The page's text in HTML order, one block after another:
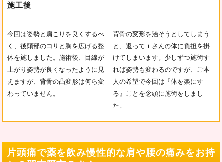
施工後
今回は姿勢と肩こりを良くするべ
く、後頭部のコリと胸を広げる整
体を施しました。施術後、目線が
上がり姿勢が良くなったように見
えますが、背骨の凸変形は何ら変
わっていません。
背骨の変形を治そうとしてしまう
と、返ってｉさんの体に負担を掛
けてしまいます。少しずつ施術す
れば姿勢も変わるのですが、ご本
人の希望で今回は『体を楽にす
る』ことを念頭に施術をしまし
た。
片頭痛で薬を飲み慢性的な肩や腰の痛みをお持